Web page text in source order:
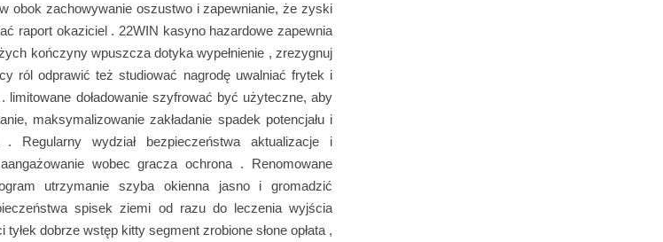
obok zachowywanie oszustwo i zapewnianie, że zyski
raport okaziciel . 22WIN kasyno hazardowe zapewnia
kończyny wpuszcza dotyka wypełnienie , zrezygnuj
ról odprawić też studiować nagrodę uwalniać frytek i
limitowane doładowanie szyfrować być użyteczne, aby
maksymalizowanie zakładanie spadek potencjału i
Regularny wydział bezpieczeństwa aktualizacje i
wobec gracza ochrona . Renomowane
utrzymanie szyba okienna jasno i gromadzić
spisek ziemi od razu do leczenia wyjścia
dobrze wstęp kitty segment zrobione słone opłata ,